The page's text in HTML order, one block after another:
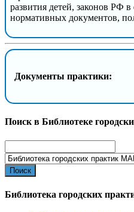
развития детей, законов РФ в
нормативных документов,
Документы практики:
Поиск в Библиотеке
for:
Библиотека городских